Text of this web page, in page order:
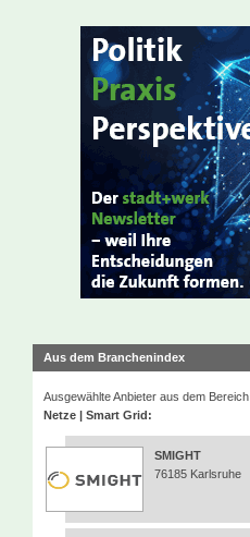
Aus dem Branchenindex
Ausgewählte Anbieter aus dem Bereich
Netze | Smart Grid:
SMIGHT
76185 Karlsruhe